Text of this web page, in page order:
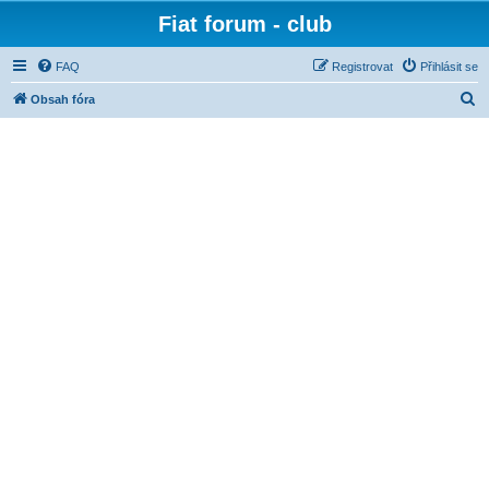
Fiat forum - club
FAQ Přihlásit se
Registrovat
Obsah fóra